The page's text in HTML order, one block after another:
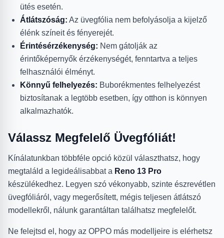
ütés esetén.
Átlátszóság: Az üvegfólia nem befolyásolja a kijelző
élénk színeit és fényerejét.
Érintésérzékenység: Nem gátolják az
érintőképernyők érzékenységét, fenntartva a teljes
felhasználói élményt.
Könnyű felhelyezés: Buborékmentes felhelyezést
biztosítanak a legtöbb esetben, így otthon is könnyen
alkalmazhatók.
Válassz Megfelelő Üvegfóliát!
Kínálatunkban többféle opció közül választhatsz, hogy
megtaláld a legideálisabbat a Reno 13 Pro
készülékedhez. Legyen szó vékonyabb, szinte észrevétlen
üvegfóliáról, vagy megerősített, mégis teljesen átlátszó
modellekről, nálunk garantáltan találhatsz megfelelőt.
Ne felejtsd el, hogy az OPPO más modelljeire is elérhetsz